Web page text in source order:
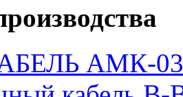
АМК-03